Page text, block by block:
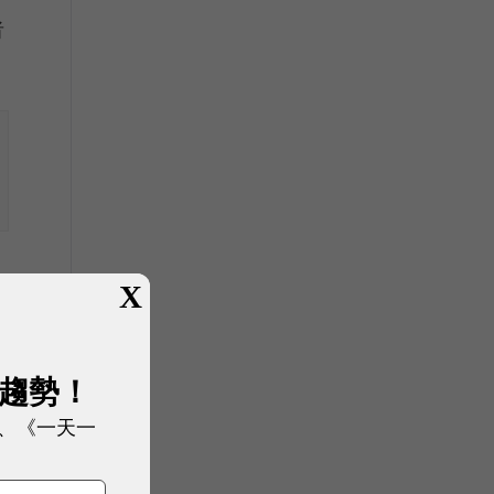
X
勢！
《一天一